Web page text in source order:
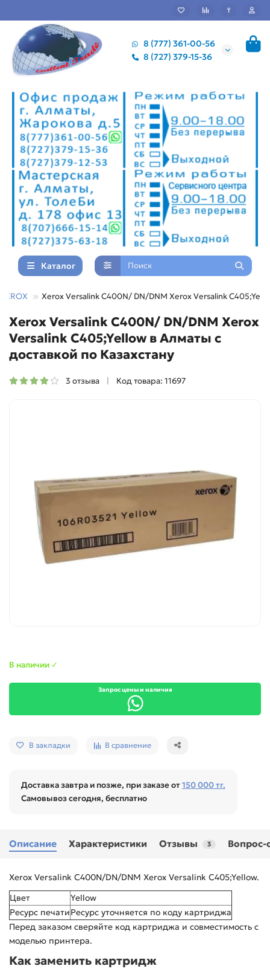
₸
8 (777) 361-00-56
8 (727) 379-15-36
Каталог
XEROX Xerox Versalink C400N/ DN/DNM Xerox Versalink
Xerox Versalink C400N/ DN/DNM Xerox
Versalink C405;Yellow в Алматы с
доставкой по Казахстану
3 отзыва Код товара: 11697
В наличии ✓
Запрос цены и наличия
В закладки В сравнение
Доставка завтра и позже, при заказе от150 000 тг.
Самовывоз сегодня, бесплатно
Описание Характеристики Отзывы 3 Вопрос-
Xerox Versalink C400N/DN/DNM Xerox Versalink C405;Yellow.
Цвет
Yellow
Ресурс печатиРесурс уточняется по коду картриджа
Перед заказом сверяйте код картриджа и совместимость с
моделью принтера.
Как заменить картридж